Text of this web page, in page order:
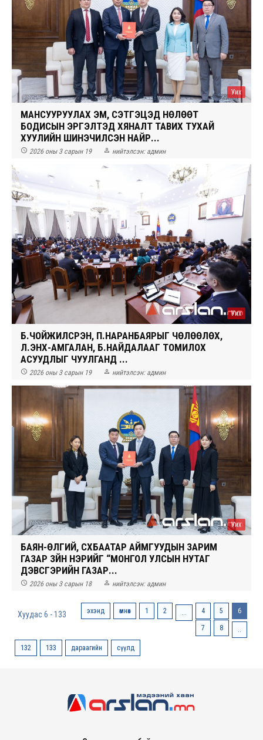
Уих
МАНСУУРУУЛАХ ЭМ, СЭТГЭЦЭД НӨЛӨӨТ
БОДИСЫН ЭРГЭЛТЭД ХЯНАЛТ ТАВИХ ТУХАЙ
ХУУЛИЙН ШИНЭЧИЛСЭН НАЙР...
 2026 оны 3 сарын 19  нийтэлсэн: админ
Уих
Б.ЧОЙЖИЛСҮРЭН, П.НАРАНБАЯРЫГ ЧӨЛӨӨЛӨХ,
Л.ЭНХ-АМГАЛАН, Б.НАЙДАЛААГ ТОМИЛОХ
АСУУДЛЫГ ЧУУЛГАНД ...
 2026 оны 3 сарын 19  нийтэлсэн: админ
Уих
БАЯН-ӨЛГИЙ, СҮХБААТАР АЙМГУУДЫН ЗАРИМ
ГАЗАР ЗҮЙН НЭРИЙГ “МОНГОЛ УЛСЫН НУТАГ
ДЭВСГЭРИЙН ГАЗАР...
 2026 оны 3 сарын 18  нийтэлсэн: админ
Хуудас 6 - 133 эхэнд өмнөх 1 2 ... 4 5 6
7 8 ..
132 133 дараагийн сүүлд